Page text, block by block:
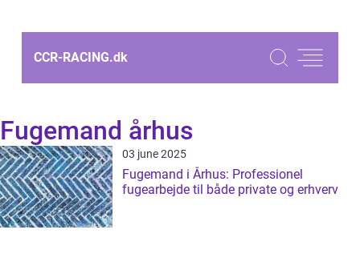
CCR-RACING.dk
Fugemand århus
03 june 2025
Fugemand i Århus: Professionel
fugearbejde til både private og erhverv